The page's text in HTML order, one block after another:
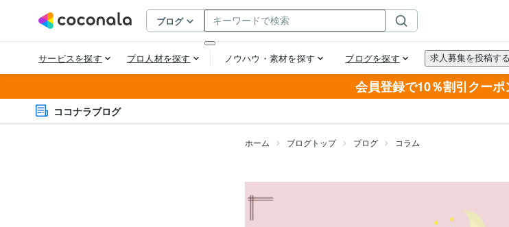
会員登録で10％割引クーポ
ココナラブログ
ホーム ブログトップ ブログ コラム